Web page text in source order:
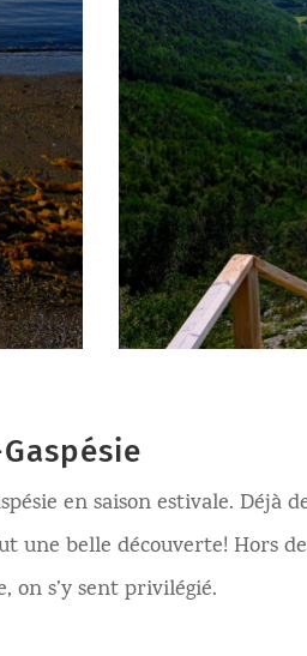
en saison estivale. Déjà
une belle découverte! Hors
on s’y sent privilégié.